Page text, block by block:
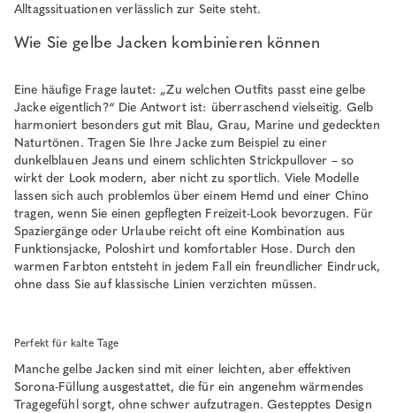
Alltagssituationen verlässlich zur Seite steht.
Wie Sie gelbe Jacken kombinieren können
Eine häufige Frage lautet: „Zu welchen Outfits passt eine gelbe
Jacke eigentlich?“ Die Antwort ist: überraschend vielseitig. Gelb
harmoniert besonders gut mit Blau, Grau, Marine und gedeckten
Naturtönen. Tragen Sie Ihre Jacke zum Beispiel zu einer
dunkelblauen Jeans und einem schlichten Strickpullover – so
wirkt der Look modern, aber nicht zu sportlich. Viele Modelle
lassen sich auch problemlos über einem Hemd und einer Chino
tragen, wenn Sie einen gepflegten Freizeit-Look bevorzugen. Für
Spaziergänge oder Urlaube reicht oft eine Kombination aus
Funktionsjacke, Poloshirt und komfortabler Hose. Durch den
warmen Farbton entsteht in jedem Fall ein freundlicher Eindruck,
ohne dass Sie auf klassische Linien verzichten müssen.
Perfekt für kalte Tage
Manche gelbe Jacken sind mit einer leichten, aber effektiven
Sorona-Füllung ausgestattet, die für ein angenehm wärmendes
Tragegefühl sorgt, ohne schwer aufzutragen. Gestepptes Design